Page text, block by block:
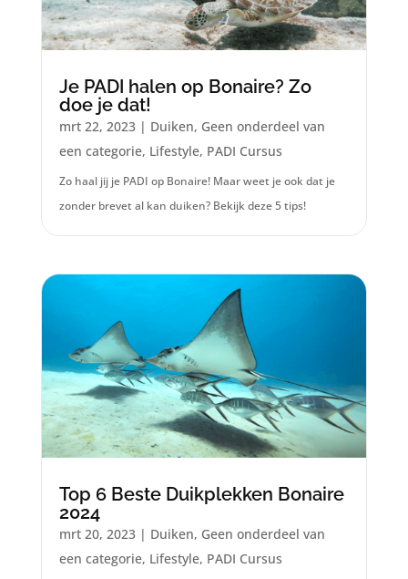
Je PADI halen op Bonaire? Zo
doe je dat!
mrt 22, 2023| Duiken, Geen onderdeel van
een categorie, Lifestyle, PADI Cursus
Zo haal jij je PADI op Bonaire! Maar weet je ook dat je
zonder brevet al kan duiken? Bekijk deze 5 tips!
Top 6 Beste Duikplekken Bonaire
2024
mrt 20, 2023| Duiken, Geen onderdeel van
een categorie, Lifestyle, PADI Cursus